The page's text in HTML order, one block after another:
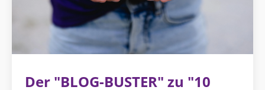
Der "BLOG-BUSTER" zu "10